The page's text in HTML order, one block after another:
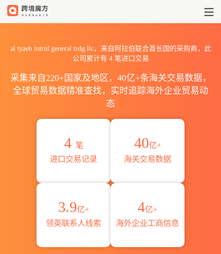
al tyaeb intrnl.general trdg.llc，来自阿拉伯联合酋长国的采购商，此
公司累计有 4笔进口交易
采集来自220+国家及地区，40亿+条海关交易数据，
全球贸易数据精准查找，实时追踪海外企业贸易动
态
4 笔
进口交易记录
40亿+
海关交易数据
3.9亿+
领英联系人线索
4亿+
海外企业工商信息